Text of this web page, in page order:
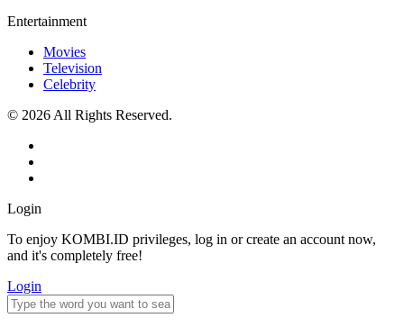
Entertainment
Movies
Television
Celebrity
© 2026 All Rights Reserved.
Login
To enjoy KOMBI.ID privileges, log in or create an account now,
and it's completely free!
Login